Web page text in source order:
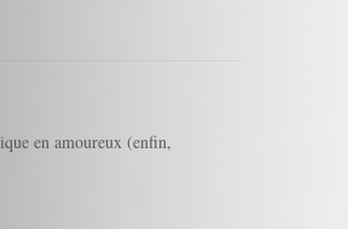
en amoureux (enfin,